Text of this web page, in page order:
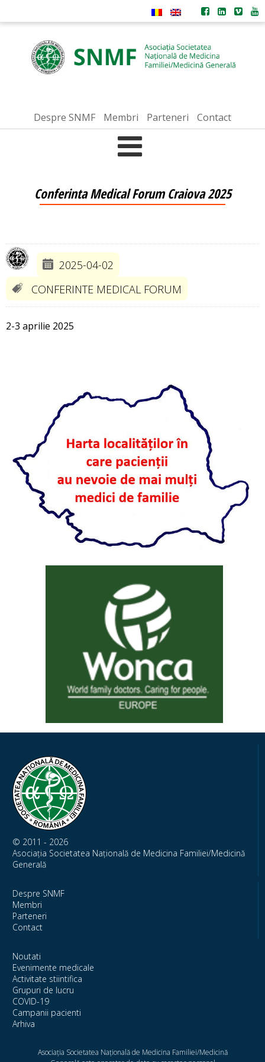
Despre SNMF Membri Parteneri Contact
Conferinta Medical Forum Craiova 2025
2025-04-02
CONFERINTE MEDICAL FORUM
2-3 aprilie 2025
© 2011 - 2026
Asociația Societatea Națională de Medicina Familiei/Medicină
Generală
Despre SNMF
Membri
Parteneri
Contact
Noutati
Evenimente medicale
Activitate stiintifica
Grupuri de lucru
COVID-19
Campanii pacienti
Arhiva
Asociația Societatea Națională de Medicina Familiei/Medicină